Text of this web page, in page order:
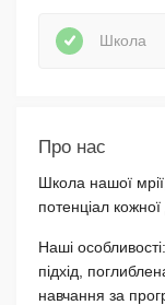
Школа
Про нас
Школа нашої
потенціал
Наші
підхід,
навчання за